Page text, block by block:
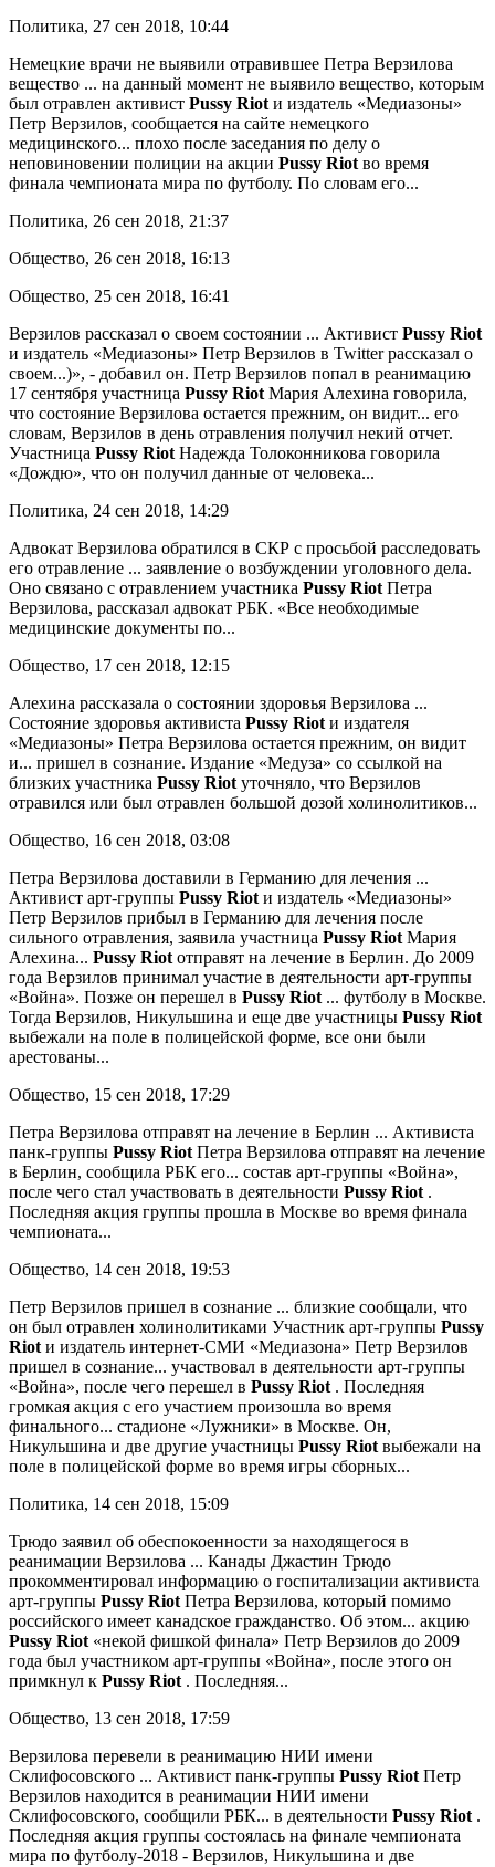
Политика, 27 сен 2018, 10:44
Немецкие врачи не выявили отравившее Петра Верзилова
вещество ... на данный момент не выявило вещество, которым
был отравлен активист Pussy Riotи издатель «Медиазоны»
Петр Верзилов, сообщается на сайте немецкого
медицинского... плохо после заседания по делу о
неповиновении полиции на акции Pussy Riotво время
финала чемпионата мира по футболу. По словам его...
Политика, 26 сен 2018, 21:37
Общество, 26 сен 2018, 16:13
Общество, 25 сен 2018, 16:41
Верзилов рассказал о своем состоянии ... Активист Pussy Riot
и издатель «Медиазоны» Петр Верзилов в Twitter рассказал о
своем...)», - добавил он. Петр Верзилов попал в реанимацию
17 сентября участница Pussy RiotМария Алехина говорила,
что состояние Верзилова остается прежним, он видит... его
словам, Верзилов в день отравления получил некий отчет.
Участница Pussy RiotНадежда Толоконникова говорила
«Дождю», что он получил данные от человека...
Политика, 24 сен 2018, 14:29
Адвокат Верзилова обратился в СКР с просьбой расследовать
его отравление ... заявление о возбуждении уголовного дела.
Оно связано с отравлением участника Pussy RiotПетра
Верзилова, рассказал адвокат РБК. «Все необходимые
медицинские документы по...
Общество, 17 сен 2018, 12:15
Алехина рассказала о состоянии здоровья Верзилова ...
Состояние здоровья активиста Pussy Riotи издателя
«Медиазоны» Петра Верзилова остается прежним, он видит
и... пришел в сознание. Издание «Медуза» со ссылкой на
близких участника Pussy Riotуточняло, что Верзилов
отравился или был отравлен большой дозой холинолитиков...
Общество, 16 сен 2018, 03:08
Петра Верзилова доставили в Германию для лечения ...
Активист арт-группы Pussy Riotи издатель «Медиазоны»
Петр Верзилов прибыл в Германию для лечения после
сильного отравления, заявила участница Pussy RiotМария
Алехина... Pussy Riotотправят на лечение в Берлин. До 2009
года Верзилов принимал участие в деятельности арт-группы
«Война». Позже он перешел в Pussy Riot ... футболу в Москве.
Тогда Верзилов, Никульшина и еще две участницы Pussy Riot
выбежали на поле в полицейской форме, все они были
арестованы...
Общество, 15 сен 2018, 17:29
Петра Верзилова отправят на лечение в Берлин ... Активиста
панк-группы Pussy RiotПетра Верзилова отправят на лечение
в Берлин, сообщила РБК его... состав арт-группы «Война»,
после чего стал участвовать в деятельности Pussy Riot .
Последняя акция группы прошла в Москве во время финала
чемпионата...
Общество, 14 сен 2018, 19:53
Петр Верзилов пришел в сознание ... близкие сообщали, что
он был отравлен холинолитиками Участник арт-группы Pussy
Riotи издатель интернет-СМИ «Медиазона» Петр Верзилов
пришел в сознание... участвовал в деятельности арт-группы
«Война», после чего перешел в Pussy Riot . Последняя
громкая акция с его участием произошла во время
финального... стадионе «Лужники» в Москве. Он,
Никульшина и две другие участницы Pussy Riotвыбежали на
поле в полицейской форме во время игры сборных...
Политика, 14 сен 2018, 15:09
Трюдо заявил об обеспокоенности за находящегося в
реанимации Верзилова ... Канады Джастин Трюдо
прокомментировал информацию о госпитализации активиста
арт-группы Pussy RiotПетра Верзилова, который помимо
российского имеет канадское гражданство. Об этом... акцию
Pussy Riot «некой фишкой финала» Петр Верзилов до 2009
года был участником арт-группы «Война», после этого он
примкнул к Pussy Riot . Последняя...
Общество, 13 сен 2018, 17:59
Верзилова перевели в реанимацию НИИ имени
Склифосовского ... Активист панк-группы Pussy RiotПетр
Верзилов находится в реанимации НИИ имени
Склифосовского, сообщили РБК... в деятельности Pussy Riot .
Последняя акция группы состоялась на финале чемпионата
мира по футболу-2018 - Верзилов, Никульшина и две